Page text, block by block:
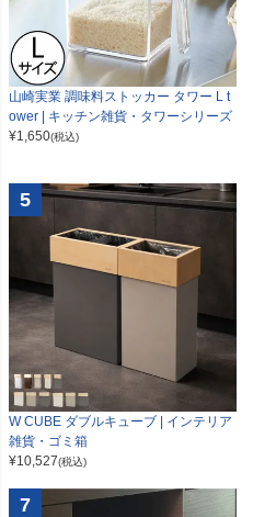
山崎実業 調味料ストッカー タワー L t
ower | キッチン雑貨・タワーシリーズ
¥1,650(税込)
5
W CUBE ダブルキューブ | インテリア
雑貨・ゴミ箱
¥10,527(税込)
7